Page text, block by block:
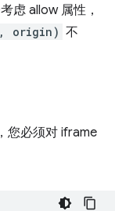
虑 allow 属性，
origin) 不
您必须对 iframe